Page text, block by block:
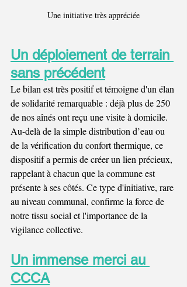
Une initiative très appréciée
Un déploiement de terrain
sans précédent
Le bilan est très positif et témoigne d'un élan
de solidarité remarquable : déjà plus de 250
de nos aînés ont reçu une visite à domicile.
Au-delà de la simple distribution d’eau ou
de la vérification du confort thermique, ce
dispositif a permis de créer un lien précieux,
rappelant à chacun que la commune est
présente à ses côtés. Ce type d'initiative, rare
au niveau communal, confirme la force de
notre tissu social et l'importance de la
vigilance collective.
Un immense merci au
CCCA